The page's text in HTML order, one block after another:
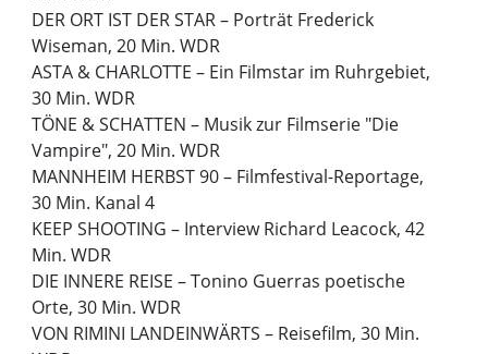
DER ORT IST DER STAR – Porträt Frederick
Wiseman, 20 Min. WDR
ASTA & CHARLOTTE – Ein Filmstar im Ruhrgebiet,
30 Min. WDR
TÖNE & SCHATTEN – Musik zur Filmserie "Die
Vampire", 20 Min. WDR
MANNHEIM HERBST 90 – Filmfestival-Reportage,
30 Min. Kanal 4
KEEP SHOOTING – Interview Richard Leacock, 42
Min. WDR
DIE INNERE REISE – Tonino Guerras poetische
Orte, 30 Min. WDR
VON RIMINI LANDEINWÄRTS – Reisefilm, 30 Min.